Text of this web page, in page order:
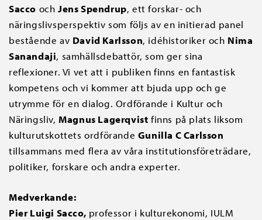
Sacco och Jens Spendrup, ett forskar- och
näringslivsperspektiv som följs av en initierad panel
bestående av David Karlsson, idéhistoriker och Nima
Sanandaji, samhällsdebattör, som ger sina
reflexioner. Vi vet att i publiken finns en fantastisk
kompetens och vi kommer att bjuda upp och ge
utrymme för en dialog. Ordförande i Kultur och
Näringsliv,Magnus Lagerqvist finns på plats liksom
kulturutskottets ordförande Gunilla C Carlsson
tillsammans med flera av våra institutionsföreträdare,
politiker, forskare och andra experter.
Medverkande:
Pier Luigi Sacco, professor i kulturekonomi, IULM